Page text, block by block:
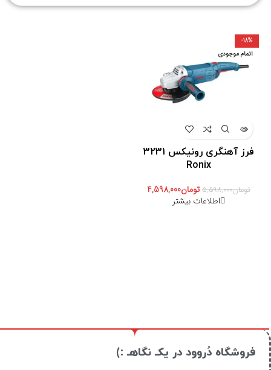
-18%
اتمام موجودی
فرز آهنگری رونیکس 3231
Ronix
تومان5,598,000 تومان4,598,000
اطلاعات بیشتر
فروشگاه دُروود در یکـ نگاهـ :)